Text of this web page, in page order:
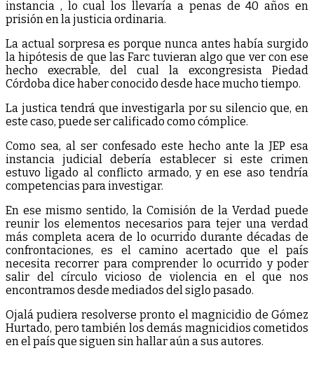
instancia , lo cual los llevaría a penas de 40 años en
prisión en la justicia ordinaria.
La actual sorpresa es porque nunca antes había surgido
la hipótesis de que las Farc tuvieran algo que ver con ese
hecho execrable, del cual la excongresista Piedad
Córdoba dice haber conocido desde hace mucho tiempo.
La justica tendrá que investigarla por su silencio que, en
este caso, puede ser calificado como cómplice.
Como sea, al ser confesado este hecho ante la JEP esa
instancia judicial debería establecer si este crimen
estuvo ligado al conflicto armado, y en ese aso tendría
competencias para investigar.
En ese mismo sentido, la Comisión de la Verdad puede
reunir los elementos necesarios para tejer una verdad
más completa acera de lo ocurrido durante décadas de
confrontaciones, es el camino acertado que el país
necesita recorrer para comprender lo ocurrido y poder
salir del círculo vicioso de violencia en el que nos
encontramos desde mediados del siglo pasado.
Ojalá pudiera resolverse pronto el magnicidio de Gómez
Hurtado, pero también los demás magnicidios cometidos
en el país que siguen sin hallar aún a sus autores.